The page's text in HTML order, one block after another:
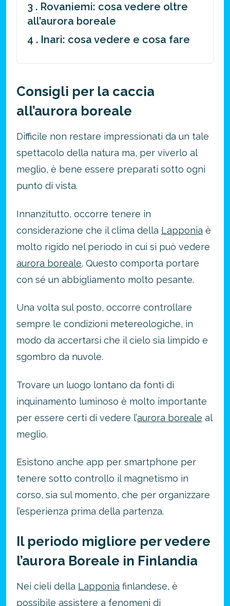
3 . Rovaniemi: cosa vedere oltre
all’aurora boreale
4 . Inari: cosa vedere e cosa fare
Consigli per la caccia
all’aurora boreale
Difficile non restare impressionati da un tale
spettacolo della natura ma, per viverlo al
meglio, è bene essere preparati sotto ogni
punto di vista.
Innanzitutto, occorre tenere in
considerazione che il clima della Lapponia è
molto rigido nel periodo in cui si può vedere
aurora boreale. Questo comporta portare
con sé un abbigliamento molto pesante.
Una volta sul posto, occorre controllare
sempre le condizioni metereologiche, in
modo da accertarsi che il cielo sia limpido e
sgombro da nuvole.
Trovare un luogo lontano da fonti di
inquinamento luminoso è molto importante
per essere certi di vedere l’aurora boreale al
meglio.
Esistono anche app per smartphone per
tenere sotto controllo il magnetismo in
corso, sia sul momento, che per organizzare
l’esperienza prima della partenza.
Il periodo migliore per vedere
l’aurora Boreale in Finlandia
Nei cieli della Lapponia finlandese, è
possibile assistere a fenomeni di